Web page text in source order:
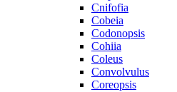
Cnifofia
Cobeia
Codonopsis
Cohiia
Coleus
Convolvulus
Coreopsis